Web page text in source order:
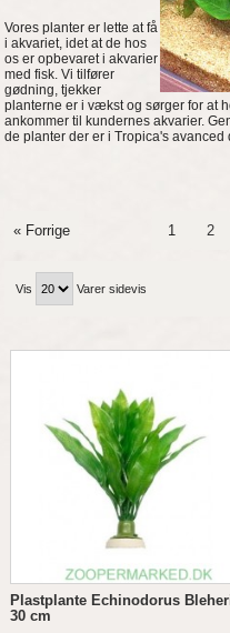
Vores planter er lette at få
i akvariet, idet at de hos
os er opbevaret i akvarier
med fisk. Vi tilfører
gødning, tjekker
planterne er i vækst og sørger for at
ankommer til kundernes akvarier.
de planter der er i Tropica's
« Forrige 1 2
Vis Varer sidevis
Plastplante Echinodorus
30 cm